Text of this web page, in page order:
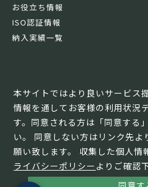
本サイトではより良いサービス
情報を通してお客様の利用状況
す。同意される方は「同意する
い。 同意しない方はリンク先
願い致します。 収集した個人情
ライバシーポリシー よりご確認
お役立ち情報
ISO認証情報
納入実績一覧